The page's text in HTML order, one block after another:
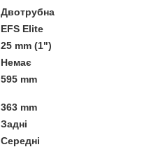
Двотрубна
EFS Elite
25 mm (1")
Немає
595 mm
363 mm
Задні
Середні